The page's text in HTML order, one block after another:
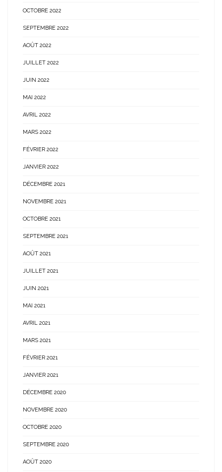
OCTOBRE 2022
SEPTEMBRE 2022
AOÛT 2022
JUILLET 2022
JUIN 2022
MAI 2022
AVRIL 2022
MARS 2022
FÉVRIER 2022
JANVIER 2022
DÉCEMBRE 2021
NOVEMBRE 2021
OCTOBRE 2021
SEPTEMBRE 2021
AOÛT 2021
JUILLET 2021
JUIN 2021
MAI 2021
AVRIL 2021
MARS 2021
FÉVRIER 2021
JANVIER 2021
DÉCEMBRE 2020
NOVEMBRE 2020
OCTOBRE 2020
SEPTEMBRE 2020
AOÛT 2020